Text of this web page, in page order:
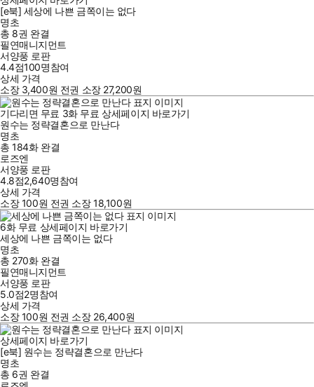
[e북] 세상에 나쁜 금쪽이는 없다
명초
총 8권 완결
필연매니지먼트
서양풍 로판
4.4점100명참여
상세 가격
소장 3,400원 전권 소장 27,200원
기다리면 무료 3화 무료 상세페이지 바로가기
원수는 정략결혼으로 만난다
명초
총 184화 완결
로즈엔
서양풍 로판
4.8점2,640명참여
상세 가격
소장100원 전권 소장18,100원
6화 무료 상세페이지 바로가기
세상에 나쁜 금쪽이는 없다
명초
총 270화 완결
필연매니지먼트
서양풍 로판
5.0점2명참여
상세 가격
소장100원 전권 소장 26,400원
상세페이지 바로가기
[e북] 원수는 정략결혼으로 만난다
명초
총 6권 완결